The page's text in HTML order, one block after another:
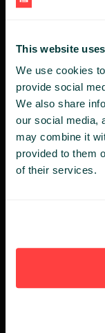
This website
We use cookies
provide social
We also share
our social media,
may combine it
provided to them
of their services.
10:00 - 16:00 /
i